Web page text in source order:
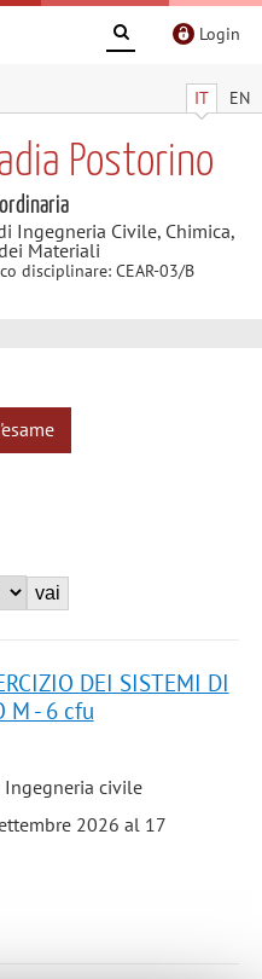
Login
IT EN
Postorino
Ingegneria Civile, Chimica,
Materiali
disciplinare: CEAR-03/B
DEI SISTEMI DI
M - 6 cfu
Ingegneria civile
2026 al 17